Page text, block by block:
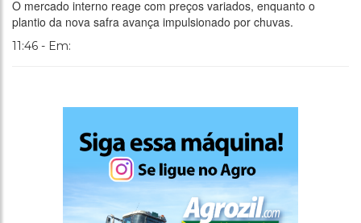
O mercado interno reage com preços variados, enquanto o
plantio da nova safra avança impulsionado por chuvas.
11:46 - Em: